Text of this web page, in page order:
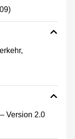
Version 2.0